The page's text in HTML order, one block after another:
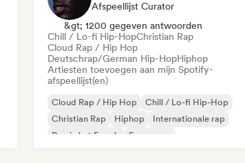
Afspeellijst Curator
&gt; 1200 gegeven antwoorden
Chill / Lo-fi Hip-HopChristian Rap
Cloud Rap / Hip Hop
Deutschrap/German Hip-HopHiphop
Artiesten toevoegen aan mijn Spotify-
afspeellijst(en)
Cloud Rap / Hip Hop
Chill / Lo-fi Hip-Hop
Christian Rap
Hiphop
Internationale rap
Rap in het Engels
Franse rap